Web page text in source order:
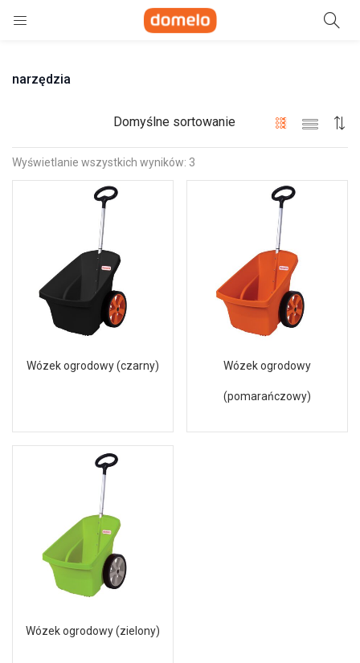
Szukaj
narzędzia
Wyświetlanie wszystkich wyników: 3
Domyślne sortowanie
Wózek ogrodowy (czarny) Wózek ogrodowy
(pomarańczowy)
Wózek ogrodowy (zielony)